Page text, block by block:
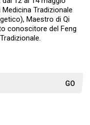
Tradizionale
Maestro di Qi
conoscitore del Feng